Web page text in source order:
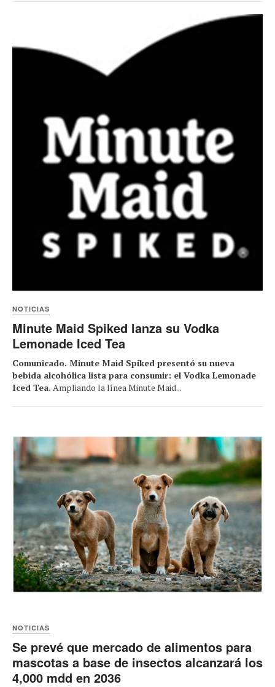
NOTICIAS
Minute Maid Spiked lanza su Vodka
Lemonade Iced Tea
Comunicado. Minute Maid Spiked presentó su nueva
bebida alcohólica lista para consumir: el Vodka Lemonade
Iced Tea. Ampliando la línea Minute Maid...
NOTICIAS
Se prevé que mercado de alimentos para
mascotas a base de insectos alcanzará los
4,000 mdd en 2036